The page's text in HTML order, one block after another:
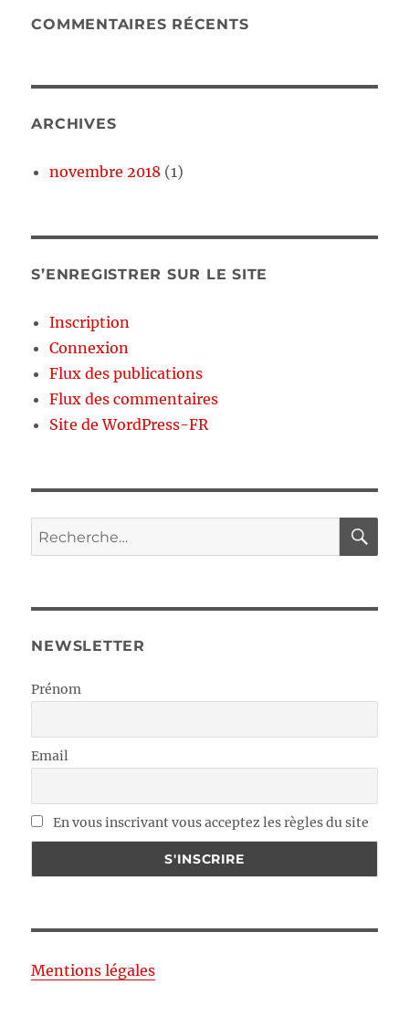
COMMENTAIRES RÉCENTS
ARCHIVES
novembre 2018 (1)
S’ENREGISTRER SUR LE SITE
Inscription
Connexion
Flux des publications
Flux des commentaires
Site de WordPress-FR
Recherche
pour :
NEWSLETTER
Prénom
Email
En vous inscrivant vous acceptez les règles du site
Mentions légales